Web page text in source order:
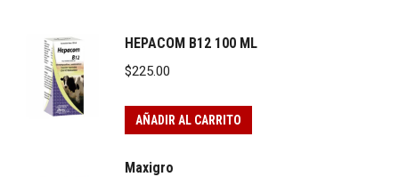
HEPACOM B12 100 ML
$225.00
AÑADIR AL CARRITO
Maxigro